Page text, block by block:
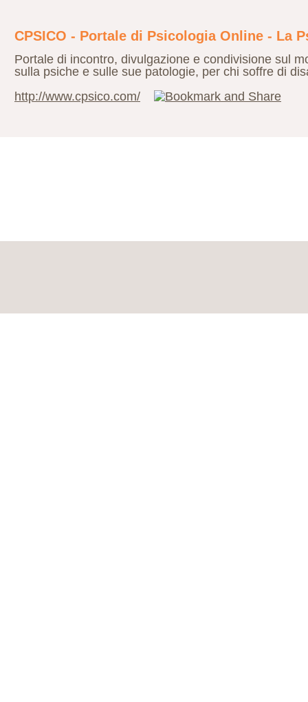
CPSICO - Portale di Psicologia Online - La
Portale di incontro, divulgazione e condivisione sul
sulla psiche e sulle sue patologie, per chi soffre di
http://www.cpsico.com/